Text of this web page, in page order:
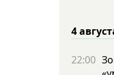
4
22:00